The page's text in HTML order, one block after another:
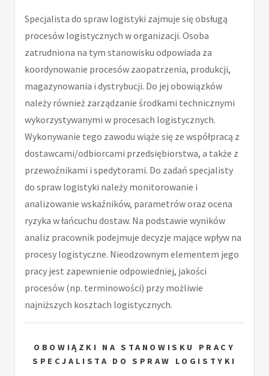
Specjalista do spraw logistyki zajmuje się obsługą
procesów logistycznych w organizacji. Osoba
zatrudniona na tym stanowisku odpowiada za
koordynowanie procesów zaopatrzenia, produkcji,
magazynowania i dystrybucji. Do jej obowiązków
należy również zarządzanie środkami technicznymi
wykorzystywanymi w procesach logistycznych.
Wykonywanie tego zawodu wiąże się ze współpracą z
dostawcami/odbiorcami przedsiębiorstwa, a także z
przewoźnikami i spedytorami. Do zadań specjalisty
do spraw logistyki należy monitorowanie i
analizowanie wskaźników, parametrów oraz ocena
ryzyka w łańcuchu dostaw. Na podstawie wyników
analiz pracownik podejmuje decyzje mające wpływ na
procesy logistyczne. Nieodzownym elementem jego
pracy jest zapewnienie odpowiedniej, jakości
procesów (np. terminowości) przy możliwie
najniższych kosztach logistycznych.
OBOWIĄZKI NA STANOWISKU PRACY
SPECJALISTA DO SPRAW LOGISTYKI